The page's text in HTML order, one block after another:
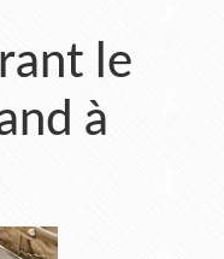
le
à